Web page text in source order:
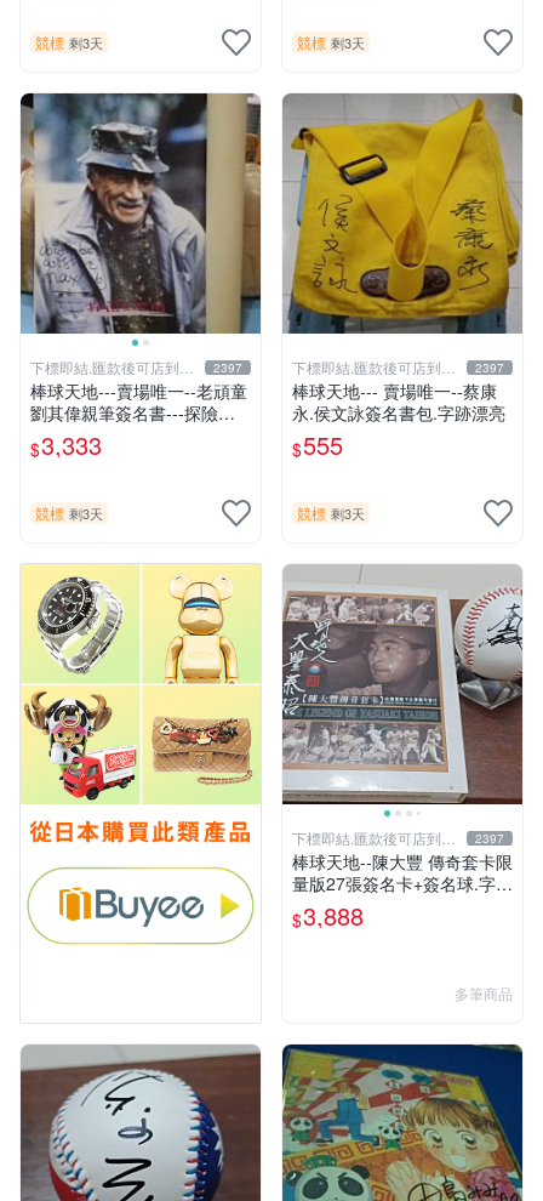
競標 剩3天 競標 剩3天
下標即結.匯款後可店到店
關於我
2397
棒球天地---賣場唯一--老頑童
劉其偉親筆簽名書---探險天
地間 劉其偉傳奇
$3,333
競標 剩3天
下標即結.匯款後可店到店
關於我
2397
棒球天地--- 賣場唯一--蔡康
永.侯文詠簽名書包.字跡漂亮
$555
競標 剩3天
下標即結.匯款後可店到店
關於我
2397
棒球天地--陳大豐 傳奇套卡限
量版27張簽名卡+簽名球.字跡
漂亮超稀少
$3,888
多筆商品